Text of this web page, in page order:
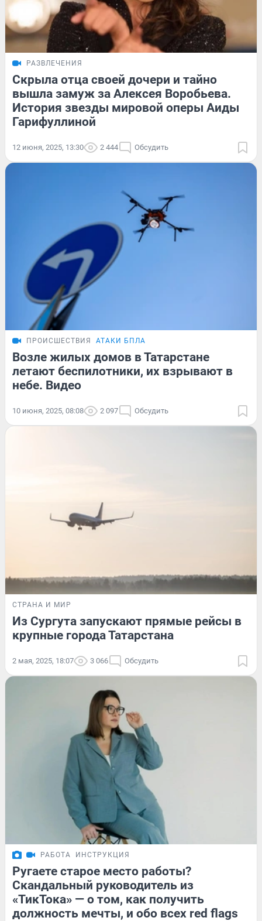
РАЗВЛЕЧЕНИЯ
Скрыла отца своей дочери и тайно
вышла замуж за Алексея Воробьева.
История звезды мировой оперы Аиды
Гарифуллиной
12 июня, 2025, 13:30 2 444 Обсудить
ПРОИСШЕСТВИЯ АТАКИ БПЛА
Возле жилых домов в Татарстане
летают беспилотники, их взрывают в
небе. Видео
10 июня, 2025, 08:08 2 097 Обсудить
СТРАНА И МИР
Из Сургута запускают прямые рейсы в
крупные города Татарстана
2 мая, 2025, 18:07 3 066 Обсудить
РАБОТА ИНСТРУКЦИЯ
Ругаете старое место работы?
Скандальный руководитель из
«ТикТока» — о том, как получить
должность мечты, и обо всех red flags